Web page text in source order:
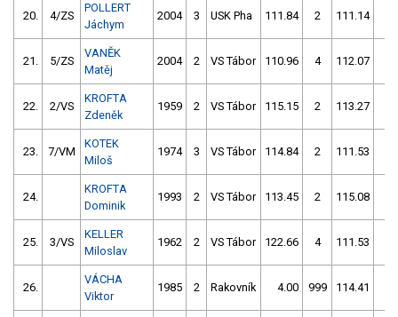
20. 4/ZS
POLLERT
Jáchym
2004 3 USK Pha 111.84 2 111.14
21. 5/ZS
VANĚK
Matěj
2004 2 VS Tábor 110.96 4 112.07
22. 2/VS
KROFTA
Zdeněk
1959 2 VS Tábor 115.15 2 113.27
23. 7/VM
KOTEK
Miloš
1974 3 VS Tábor 114.84 2 111.53
24.
KROFTA
Dominik
1993 2 VS Tábor 113.45 2 115.08
25. 3/VS
KELLER
Miloslav
1962 2 VS Tábor 122.66 4 111.53
26.
VÁCHA
Viktor
1985 2 Rakovník 4.00 999 114.41